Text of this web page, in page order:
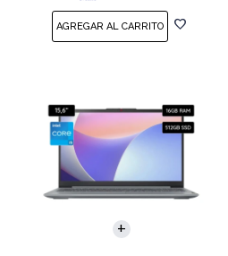
COMPARAR